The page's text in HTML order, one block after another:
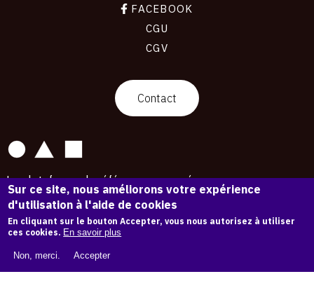
FACEBOOK
CGU
CGV
Contact
La plateforme de référence pour créer,
conserver et promouvoir l'Histoire de l'Art.
Des catalogues raisonnés aux archives
d'expositions.
43 254 œuvres d'art — 7 587 expositions
Copyright © OAM 2026. Tous droits réservés.
Sur ce site, nous améliorons votre expérience
d'utilisation à l'aide de cookies
En cliquant sur le bouton Accepter, vous nous autorisez à utiliser
ces cookies. En savoir plus
Non, merci. Accepter